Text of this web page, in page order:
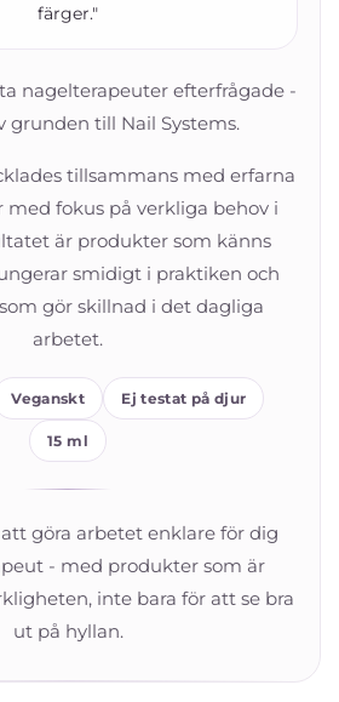
färger."
nagelterapeuter efterfrågade -
grunden till Nail Systems.
tillsammans med erfarna
fokus på verkliga behov i
är produkter som känns
smidigt i praktiken och
gör skillnad i det dagliga
arbetet.
Veganskt Ej testat på djur
15 ml
göra arbetet enklare för dig
- med produkter som är
inte bara för att se bra
ut på hyllan.